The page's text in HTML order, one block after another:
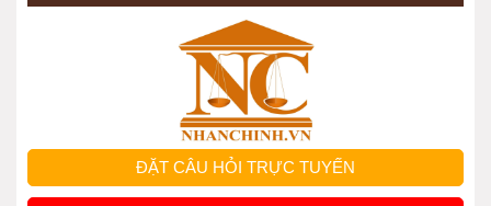
ĐẶT CÂU HỎI TRỰC TUYẾN